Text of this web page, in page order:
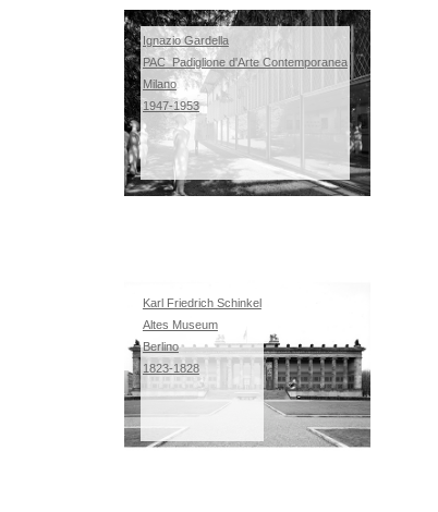
Ignazio Gardella
PAC_Padiglione d'Arte Contemporanea
Milano
1947-1953
Karl Friedrich Schinkel
Altes Museum
Berlino
1823-1828